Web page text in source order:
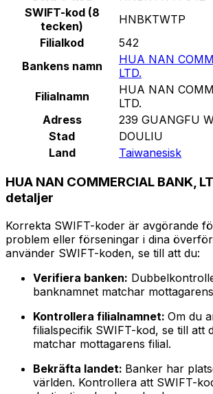
SWIFT-kod (8
tecken)
HNBKTWTP
Filialkod
542
Bankens namn
HUA NAN
LTD.
Filialnamn
HUA NAN
LTD.
Adress
239 GUANGFU
Stad
DOULIU
Land
Taiwanesisk
HUA NAN COMMERCIAL BANK,
detaljer
Korrekta SWIFT-koder är avgörande
problem eller förseningar i dina
använder SWIFT-koden, se till att du:
Verifiera banken:
banknamnet matchar
Kontrollera filialnamnet: Om du
filialspecifik SWIFT-kod, se till att
matchar mottagarens filial.
Bekräfta landet: Banker har
världen. Kontrollera att SWIFT-